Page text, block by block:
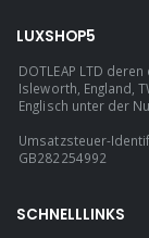
LUXSHOP5
DOTLEAP LTD
Isleworth, England,
Englisch unter der
Umsatzsteuer-
GB282254992
SCHNELLLINKS